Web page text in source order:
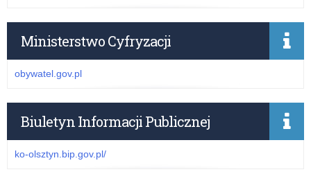
Ministerstwo Cyfryzacji
obywatel.gov.pl
Biuletyn Informacji Publicznej
ko-olsztyn.bip.gov.pl/